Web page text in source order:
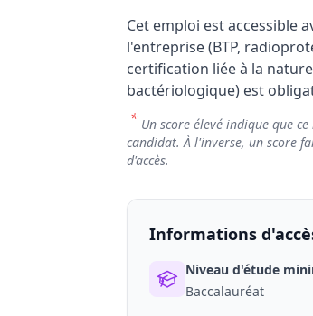
Cet emploi est accessible
l'entreprise (BTP,
certification liée à la
bactériologique) est
* Un score élevé indique que
candidat. À l'inverse, un score
d'accès.
Informations
Niveau d'étude
Baccalauréat